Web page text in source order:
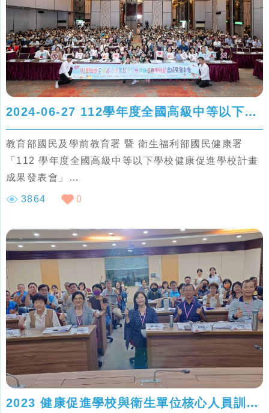
2024-06-27 112學年度全國高級中等以下學校健康促進學校計畫成果發表會
教育部國民及學前教育署 暨 衛生福利部國民健康署
「112 學年度全國高級中等以下學校健康促進學校計畫
成果發表會」
1. 得獎縣市教育局與衛生局
2. 卓越獎-金質獎、銀質獎、銅質獎、推動獎
3. 特色獎-社區夥伴獎、創新課程獎、支持環境獎、健
康服務獎
3864 0
2023 健康促進學校與衛生單位核心人員訓練_增能培訓工作坊